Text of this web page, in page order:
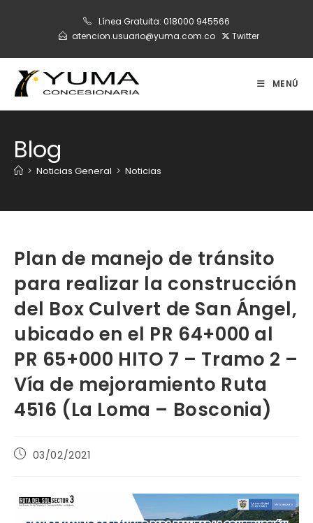
Línea Gratuita: 018000 945566
atencion.usuario@yuma.com.co
Twitter
MENÚ
Blog
> Noticias General > Noticias
Plan de manejo de tránsito
para realizar la construcción
del Box Culvert de San Ángel,
ubicado en el PR 64+000 al
PR 65+000 HITO 7 – Tramo 2 –
Vía de mejoramiento Ruta
4516 (La Loma – Bosconia)
Publicación
03/02/2021